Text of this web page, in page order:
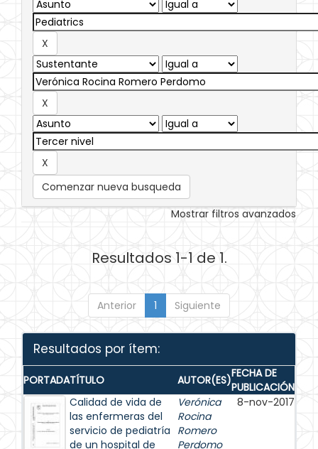
Comenzar nueva busqueda
Mostrar filtros avanzados
Resultados 1-1 de 1.
Anterior 1 Siguiente
Resultados por ítem:
PORTADATÍTULO AUTOR(ES)FECHA DE
PUBLICACIÓN
Calidad de vida de
las enfermeras del
servicio de pediatría
de un hospital de
Verónica
Rocina
Romero
Perdomo
8-nov-2017